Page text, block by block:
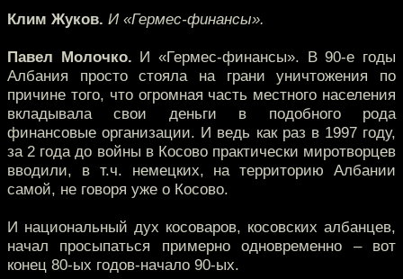
Клим Жуков. И «Гермес-финансы».
Павел Молочко. И «Гермес-финансы». В 90-е годы
Албания просто стояла на грани уничтожения по
причине того, что огромная часть местного населения
вкладывала свои деньги в подобного рода
финансовые организации. И ведь как раз в 1997 году,
за 2 года до войны в Косово практически миротворцев
вводили, в т.ч. немецких, на территорию Албании
самой, не говоря уже о Косово.
И национальный дух косоваров, косовских албанцев,
начал просыпаться примерно одновременно – вот
конец 80-ых годов-начало 90-ых.